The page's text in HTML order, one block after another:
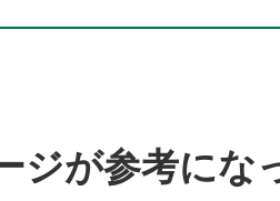
ジが参考にな